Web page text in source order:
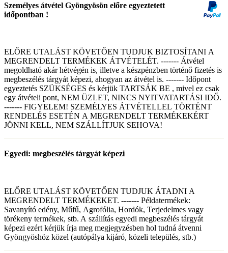
Személyes átvétel Gyöngyösön előre egyeztetett
időpontban !
ELŐRE UTALÁST KÖVETŐEN TUDJUK BIZTOSÍTANI A
MEGRENDELT TERMÉKEK ÁTVÉTELÉT. ------- Átvétel
megoldható akár hétvégén is, illetve a készpénzben történő fizetés is
megbeszélés tárgyát képezi, ahogyan az átvétel is. ------- Időpont
egyeztetés SZÜKSÉGES és kérjük TARTSÁK BE , mivel ez csak
egy átvételi pont, NEM ÜZLET, NINCS NYITVATARTÁSI IDŐ.
------- FIGYELEM! SZEMÉLYES ÁTVÉTELLEL TÖRTÉNT
RENDELÉS ESETÉN A MEGRENDELT TERMÉKEKÉRT
JÖNNI KELL, NEM SZÁLLÍTJUK SEHOVA!
Egyedi: megbeszélés tárgyát képezi
ELŐRE UTALÁST KÖVETŐEN TUDJUK ÁTADNI A
MEGRENDELT TERMÉKEKET. ------- Példatermékek:
Savanyító edény, Műfű, Agrofólia, Hordók, Terjedelmes vagy
törékeny termékek, stb. A szállítás egyedi megbeszélés tárgyát
képezi ezért kérjük írja meg megjegyzésben hol tudná átvenni
Gyöngyöshöz közel (autópálya kijáró, közeli település, stb.)